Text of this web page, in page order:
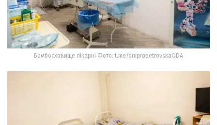
Бомбосховище лікарні Фото: t.me/dnipropetrovskaODA